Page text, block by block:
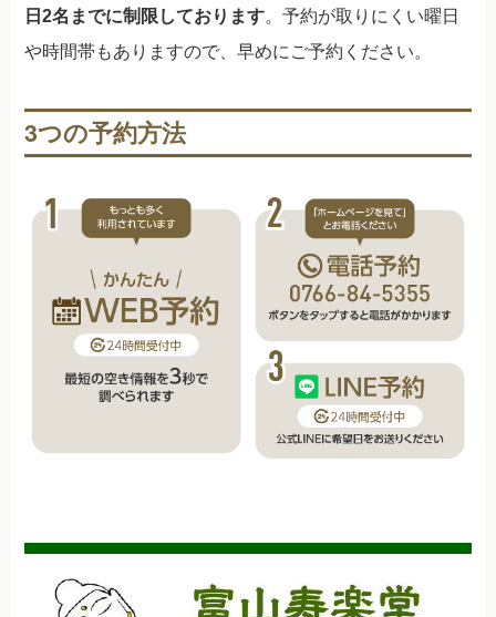
日2名までに制限しております。予約が取りにくい曜日
や時間帯もありますので、早めにご予約ください。
3つの予約方法